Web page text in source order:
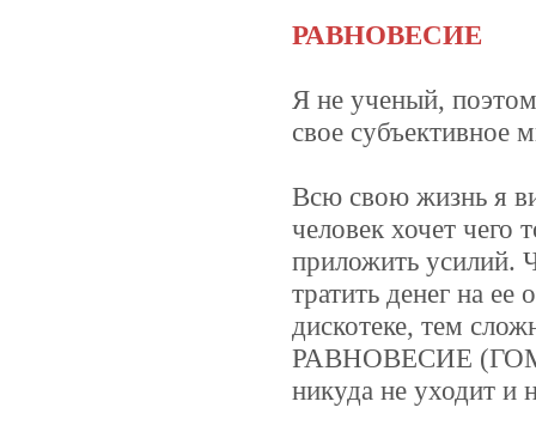
РАВНОВЕСИЕ
Я не ученый,
свое субъективное
Всю свою жизнь я
человек хочет чего
приложить усилий.
тратить денег на
дискотеке, тем
РАВНОВЕСИЕ
никуда не уходит и